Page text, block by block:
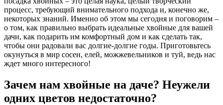
процесс, требующий внимательного подхода и, конечно же,
некоторых знаний. Именно об этом мы сегодня и поговорим –
о том, как правильно выбрать идеальные хвойные для вашей
дачи, как подарить им комфортный дом и как сделать так,
чтобы они радовали вас долгие-долгие годы. Приготовьтесь
окунуться в мир сосен, елей, можжевельников и туй, ведь нас
ждет много интересного!
Зачем нам хвойные на даче? Неужели
одних цветов недостаточно?